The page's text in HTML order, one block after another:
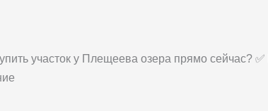
участок у Плещеева озера прямо сейчас?